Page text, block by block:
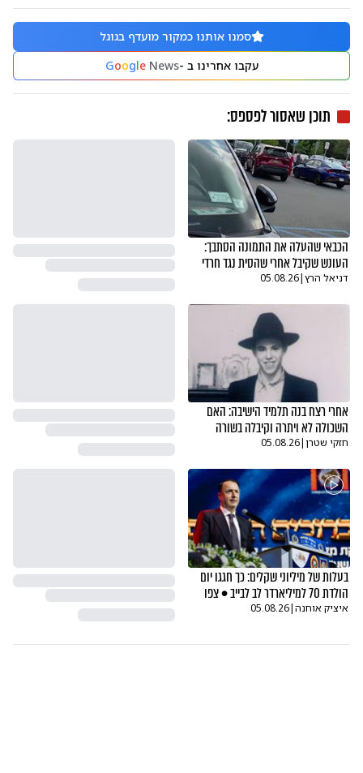
סמנו אותנו כמקור מועדף בגוגל
עקבו אחרינו ב -
GoogleNews
תוכן שאסור לפספס:
הכבאי שהעלה את התמונה הסתבך:
העונש שקיבל אחרי שהסית נגד חרדי
דניאל הרץ|
05.08.26
אחרי רצח בנה תלמיד הישיבה: האם
השכולה לא ויתרה וקיבלה בשורה
חזקי שטרן|
05.08.26
בעלות של מיליוני שקלים: כך חגגו יום
הולדת 70 למיליארדר לב לבייב • צפו
איציק אוחנה|
05.08.26